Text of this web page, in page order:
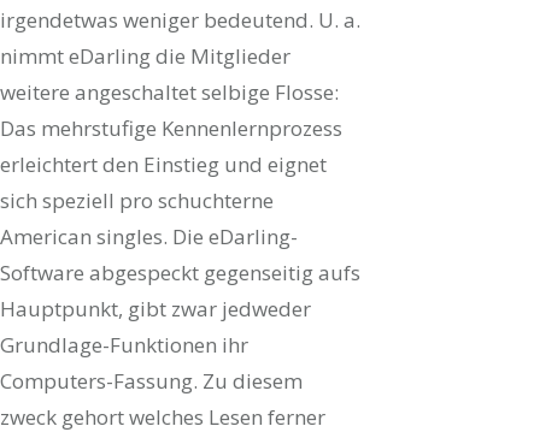
irgendetwas weniger bedeutend. U. a.
nimmt eDarling die Mitglieder
weitere angeschaltet selbige Flosse:
Das mehrstufige Kennenlernprozess
erleichtert den Einstieg und eignet
sich speziell pro schuchterne
American singles. Die eDarling-
Software abgespeckt gegenseitig aufs
Hauptpunkt, gibt zwar jedweder
Grundlage-Funktionen ihr
Computers-Fassung. Zu diesem
zweck gehort welches Lesen ferner